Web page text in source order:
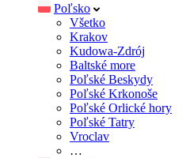
Poľsko
Všetko
Krakov
Kudowa-Zdrój
Baltské more
Poľské Beskydy
Poľské Krkonoše
Poľské Orlické hory
Poľské Tatry
Vroclav
…